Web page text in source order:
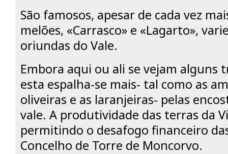
São famosos, apesar de cada vez
melões, «Carrasco» e «Lagarto»,
oriundas do Vale.
Embora aqui ou ali se vejam alguns
esta espalha-se mais- tal como as
oliveiras e as laranjeiras- pelas
vale. A produtividade das terras da
permitindo o desafogo financeiro
Concelho de Torre de Moncorvo.